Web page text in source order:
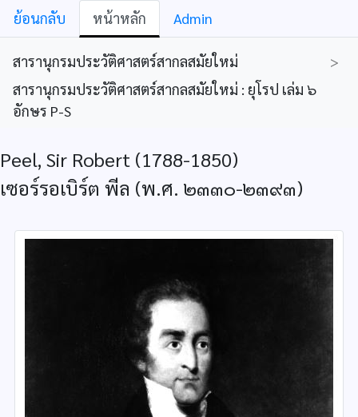
ย้อนกลับ หน้าหลัก Admin
สารานุกรมประวัติศาสตร์สากลสมัยใหม่
>
สารานุกรมประวัติศาสตร์สากลสมัยใหม่ : ยุโรป เล่ม ๖
อักษร P-S
Peel, Sir Robert (1788-1850)
เซอร์รอเบิร์ต พีล (พ.ศ. ๒๓๓๐-๒๓๙๓)